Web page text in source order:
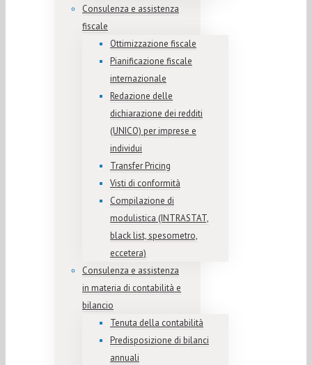
Consulenza e assistenza
fiscale
Ottimizzazione fiscale
Pianificazione fiscale
internazionale
Redazione delle
dichiarazione dei redditi
(UNICO) per imprese e
individui
Transfer Pricing
Visti di conformità
Compilazione di
modulistica (INTRASTAT,
black list, spesometro,
eccetera)
Consulenza e assistenza
in materia di contabilità e
bilancio
Tenuta della contabilità
Predisposizione di bilanci
annuali